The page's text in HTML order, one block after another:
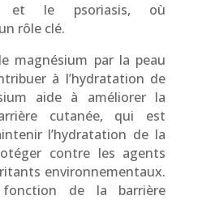
et le psoriasis, où
rôle clé.
magnésium par la peau
à l’hydratation de
aide à améliorer la
cutanée, qui est
l’hydratation de la
contre les agents
environnementaux.
de la barrière